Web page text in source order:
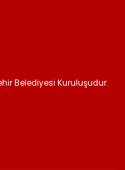
Belediyesi Kuruluşudur.